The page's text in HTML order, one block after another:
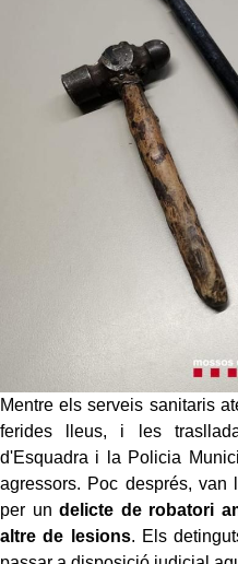
Mentre els serveis sanitaris
ferides lleus, i les
d'Esquadra i la Policia
agressors. Poc després,
per un delicte de robatori
altre de lesions. Els